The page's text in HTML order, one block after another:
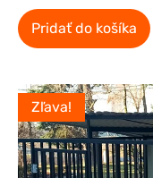
Pridať do košíka
Zľava!